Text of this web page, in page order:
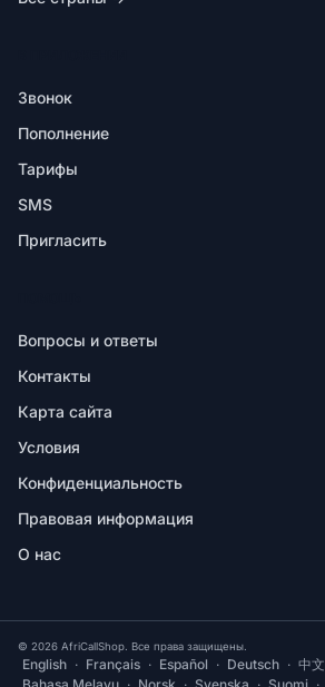
Звонок
Пополнение
Тарифы
SMS
Пригласить
Вопросы и ответы
Контакты
Карта сайта
Условия
Конфиденциальность
Правовая информация
О нас
© 2026 AfriCallShop. Все права защищены.
English · Français · Español · Deutsch · 中文